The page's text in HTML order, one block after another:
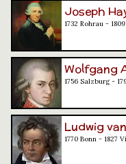
Joseph
1732 Rohrau -
Wolfgang
1756 Salzburg -
Ludwig
1770 Bonn - 1827